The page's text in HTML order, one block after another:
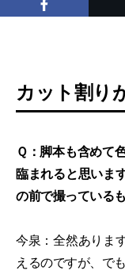
カット割り
Ｑ：脚本も含めて
臨まれると思いま
の前で撮っている
今泉：全然ありま
えるのですが、で